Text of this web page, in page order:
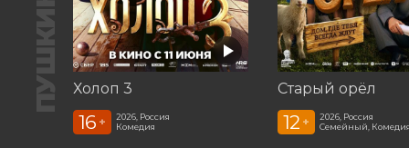
Холоп 3
16 +
2026, Россия
Комедия
Старый орёл
12 +
2026, Россия
Семейный,